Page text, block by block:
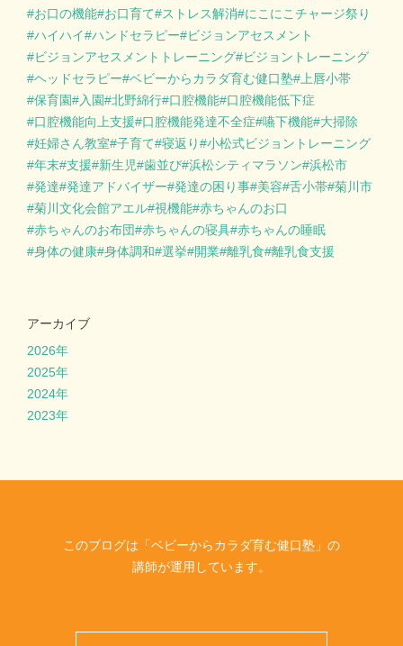
お口の機能 お口育て ストレス解消
にこにこチャージ祭り
ハイハイ
ハンドセラピー
ビジョンアセスメント
ビジョンアセスメントトレーニング
ビジョントレーニング
ヘッドセラピー ベビーからカラダ育む健口塾
上唇小帯
保育園
入園 北野綿行 口腔機能 口腔機能低下症
口腔機能向上支援
口腔機能発達不全症 嚥下機能 大掃除
妊婦さん教室 子育て 寝返り
小松式ビジョントレーニング
年末 支援 新生児 歯並び 浜松シティマラソン 浜松市
発達 発達アドバイザー 発達の困り事 美容 舌小帯 菊川市
菊川文化会館アエル 視機能 赤ちゃんのお口
赤ちゃんのお布団
赤ちゃんの寝具 赤ちゃんの睡眠
身体の健康 身体調和 選挙 開業 離乳食 離乳食支援
アーカイブ
2026年
2025年
2024年
2023年
このブログは「ベビーからカラダ育む健口塾」の
講師が運用しています。